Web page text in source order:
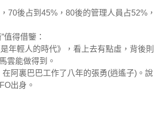
70後占到45%，80後的管理人員占52%，
得借鑒：
年輕人的時代》，看上去有點虛，背後則
雲能做得到。
阿裏巴巴工作了八年的張勇(逍遙子)。說
出身。